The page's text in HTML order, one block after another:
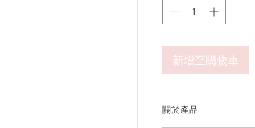
新增至購物車
關於產品